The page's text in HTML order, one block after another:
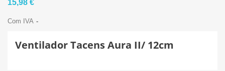
15,98 €
Com IVA
Ventilador Tacens Aura II/ 12cm